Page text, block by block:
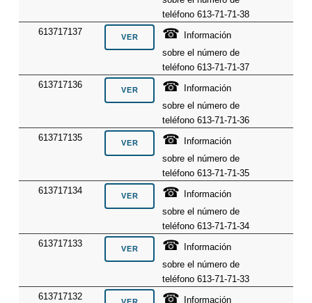
teléfono 613-71-71-38
613717137
☎ Información
sobre el número de
teléfono 613-71-71-37
613717136
☎ Información
sobre el número de
teléfono 613-71-71-36
613717135
☎ Información
sobre el número de
teléfono 613-71-71-35
613717134
☎ Información
sobre el número de
teléfono 613-71-71-34
613717133
☎ Información
sobre el número de
teléfono 613-71-71-33
613717132
☎ Información